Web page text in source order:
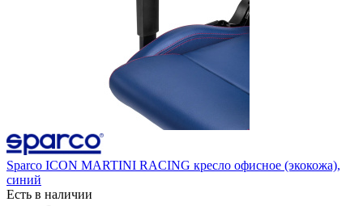
Sparco ICON MARTINI RACING кресло офисное (экокожа),
синий
Есть в наличии